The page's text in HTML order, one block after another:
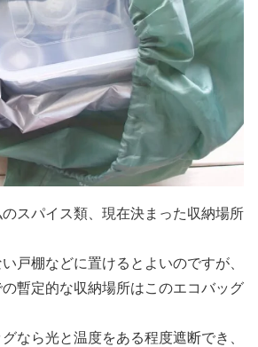
スパイス類、現在決まった収納場所
戸棚などに置けるとよいのですが、
暫定的な収納場所はこのエコバッグ
なら光と温度をある程度遮断でき、